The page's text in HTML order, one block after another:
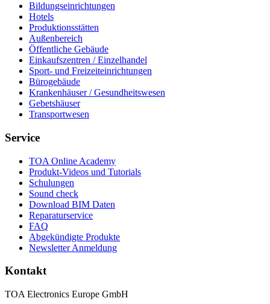
Bildungseinrichtungen
Hotels
Produktionsstätten
Außenbereich
Öffentliche Gebäude
Einkaufszentren / Einzelhandel
Sport- und Freizeiteinrichtungen
Bürogebäude
Krankenhäuser / Gesundheitswesen
Gebetshäuser
Transportwesen
Service
TOA Online Academy
Produkt-Videos und Tutorials
Schulungen
Sound check
Download BIM Daten
Reparaturservice
FAQ
Abgekündigte Produkte
Newsletter Anmeldung
Kontakt
TOA Electronics Europe GmbH